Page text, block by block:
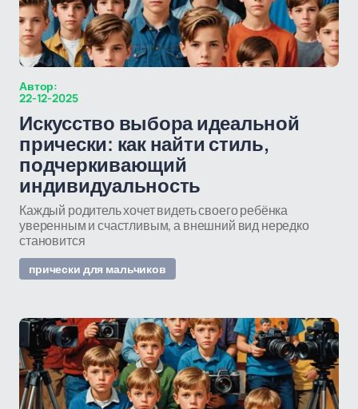
Автор:
22-12-2025
Искусство выбора идеальной
прически: как найти стиль,
подчеркивающий
индивидуальность
Каждый родитель хочет видеть своего ребёнка
уверенным и счастливым, а внешний вид нередко
становится
прически для мальчиков